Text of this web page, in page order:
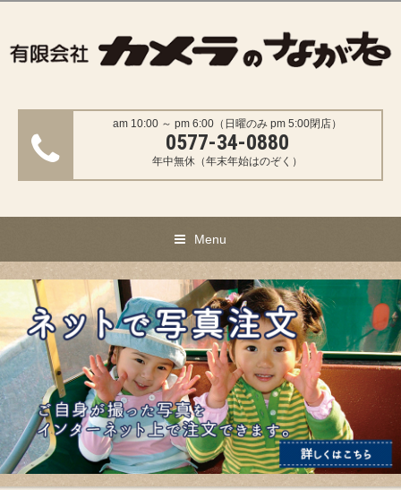
am 10:00 ～ pm 6:00（日曜のみ pm 5:00閉店）
0577-34-0880
年中無休（年末年始はのぞく）
Menu